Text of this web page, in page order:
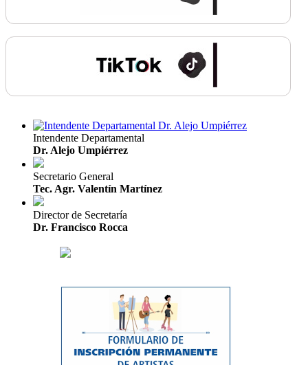
Intendente Departamental
Dr. Alejo Umpiérrez
Secretario General
Tec. Agr. Valentín Martínez
Director de Secretaría
Dr. Francisco Rocca